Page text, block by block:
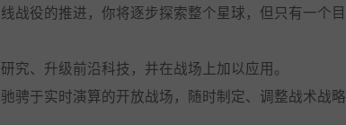
战役的推进，你将逐步探索整个星球，但只有一个
研究、升级前沿科技，并在战场上加以应用。
驰骋于实时演算的开放战场，随时制定、调整战术战略